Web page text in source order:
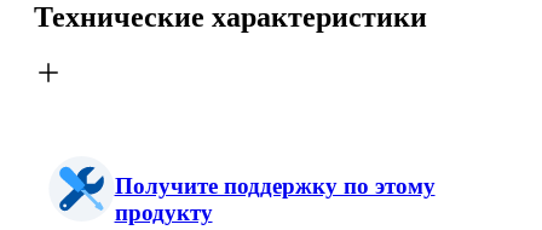
Технические характеристики
Получите поддержку по этому
продукту